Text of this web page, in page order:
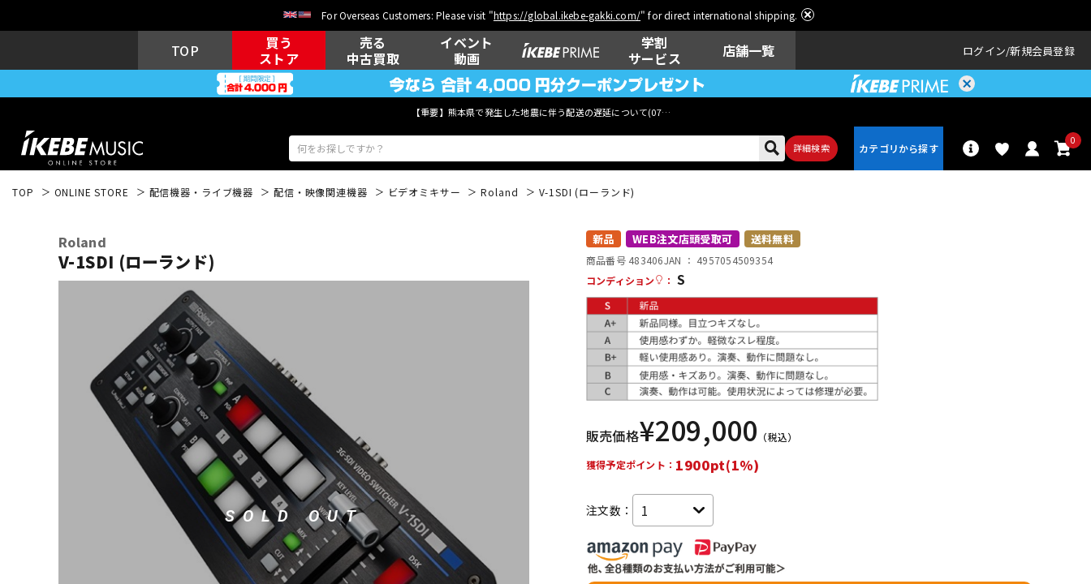
For Overseas Customers: Please visit "https://global.ikebe-gakki.com/" for direct international shipping.
TOP
買う
ストア
売る
中古買取
イベント
動画
学割
サービス
店舗一覧 ログイン 新規会員登録
【重要】熊本県で発生した地震に伴う配送の遅延について(07月29日
詳細検索
0
ウクレレ ドラム
キーボード その他楽器
DJ機器 DTM レコーディン
グ機器
配信/ライブ
機器
中古 ヴィンテージ
TOP ONLINE STORE 配信機器・ライブ機器 配信・映像関連機器 ビデオミキサー Roland V-1SDI (ローランド)
Roland
V-1SDI (ローランド)
SOLD OUT
新品 WEB注文店頭受取可 送料無料
商品番号 483406JAN ： 4957054509354
コンディション
： S
販売価格¥209,000 （税込）
獲得予定ポイント： 1900pt(1%)
注文数：